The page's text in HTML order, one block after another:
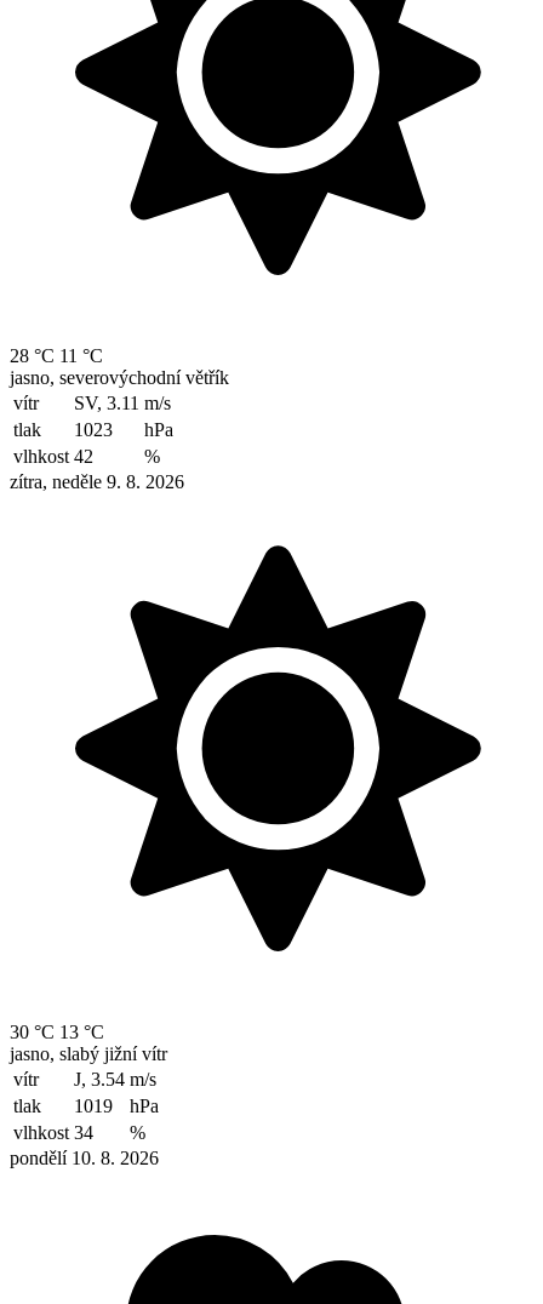
28 °C 11 °C
jasno, severovýchodní větřík
vítr
SV, 3.11 m/s
tlak
1023
hPa
vlhkost 42
%
zítra, neděle 9. 8. 2026
30 °C 13 °C
jasno, slabý jižní vítr
vítr
J, 3.54 m/s
tlak
1019
hPa
vlhkost 34
%
pondělí 10. 8. 2026